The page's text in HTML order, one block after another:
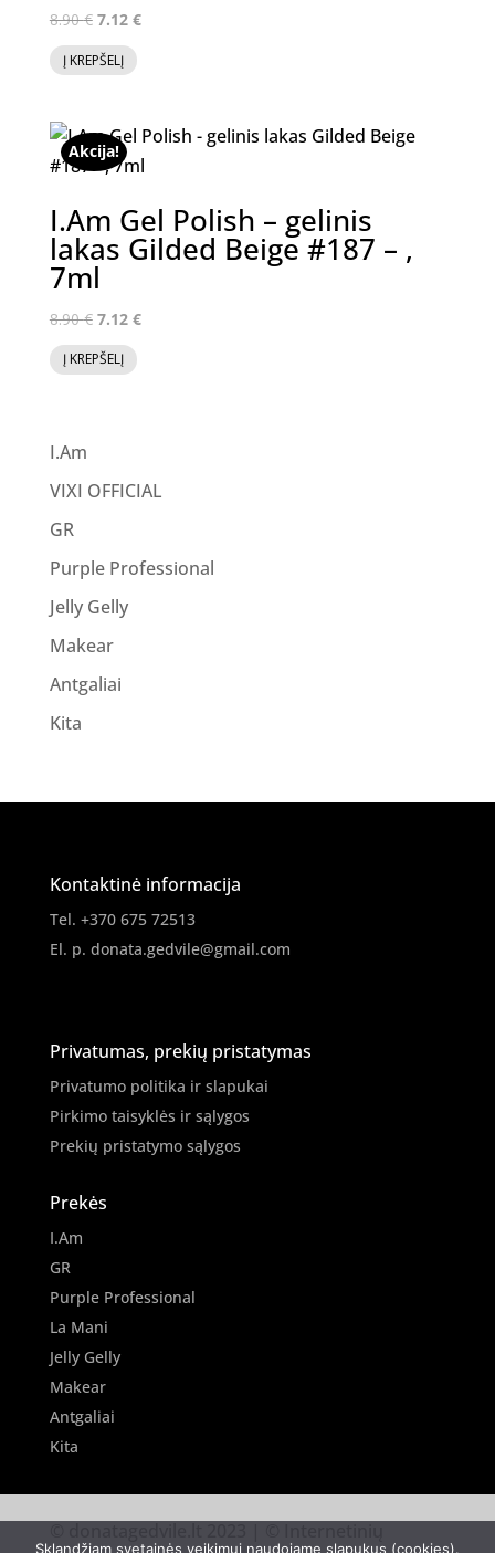
8.90€ Original
price
was:
7.12 €Current
Į KREPŠELĮ
Akcija!
I.Am Gel Polish – gelinis
lakas Gilded Beige #187 – ,
7ml
8.90€ Original
price
was:
7.12 €Current
Į KREPŠELĮ
I.Am
VIXI OFFICIAL
GR
Purple Professional
Jelly Gelly
Makear
Antgaliai
Kita
Kontaktinė informacija
Tel. +370 675 72513
El. p. donata.gedvile@gmail.com
Privatumas, prekių pristatymas
Privatumo politika ir slapukai
Pirkimo taisyklės ir sąlygos
Prekių pristatymo sąlygos
Prekės
I.Am
GR
Purple Professional
La Mani
Jelly Gelly
Makear
Antgaliai
Kita
Sklandžiam svetainės veikimui naudojame slapukus (cookies).